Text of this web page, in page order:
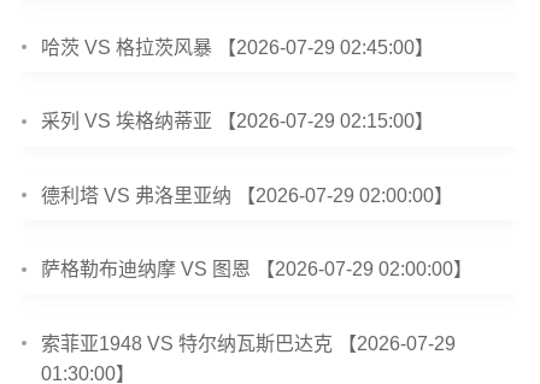
哈茨 VS 格拉茨风暴 【2026-07-29 02:45:00】
采列 VS 埃格纳蒂亚 【2026-07-29 02:15:00】
德利塔 VS 弗洛里亚纳 【2026-07-29 02:00:00】
萨格勒布迪纳摩 VS 图恩 【2026-07-29 02:00:00】
索菲亚1948 VS 特尔纳瓦斯巴达克 【2026-07-29
01:30:00】